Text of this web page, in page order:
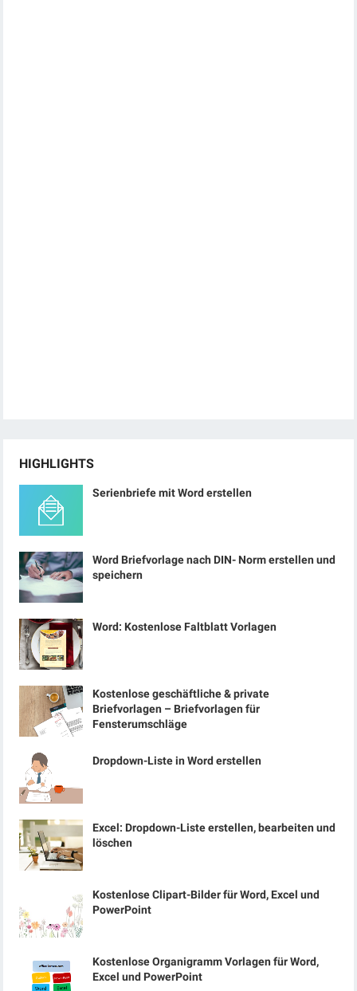
HIGHLIGHTS
Serienbriefe mit Word erstellen
Word Briefvorlage nach DIN- Norm erstellen und
speichern
Word: Kostenlose Faltblatt Vorlagen
Kostenlose geschäftliche & private
Briefvorlagen – Briefvorlagen für
Fensterumschläge
Dropdown-Liste in Word erstellen
Excel: Dropdown-Liste erstellen, bearbeiten und
löschen
Kostenlose Clipart-Bilder für Word, Excel und
PowerPoint
Kostenlose Organigramm Vorlagen für Word,
Excel und PowerPoint